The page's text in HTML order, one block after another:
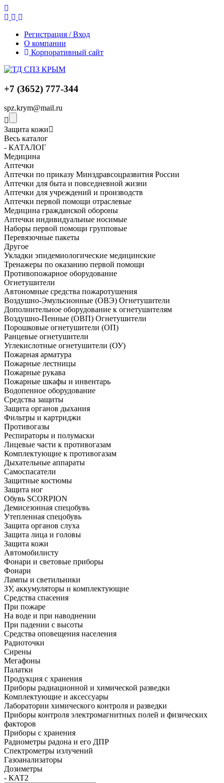
Регистрация / Вход
О компании
Корпоративный сайт
+7 (3652) 777-344
spz.krym@mail.ru
Защита кожи
Весь каталог
- КАТАЛОГ
Медицина
Аптечки
Аптечки по приказу Минздравсоцразвития России
Аптечки для быта и повседневной жизни
Аптечки для учреждений и производств
Аптечки первой помощи отраслевые
Медицина гражданской обороны
Аптечки индивидуальные носимые
Наборы первой помощи групповые
Перевязочные пакеты
Другое
Укладки эпидемиологические медицинские
Тренажеры по оказанию первой помощи
Противопожарное оборудование
Огнетушители
Автономные средства пожаротушения
Воздушно-Эмульсионные (ОВЭ) Огнетушители
Дополнительное оборудование к огнетушителям
Воздушно-Пенные (ОВП) Огнетушители
Порошковые огнетушители (ОП)
Ранцевые огнетушители
Углекислотные огнетушители (ОУ)
Пожарная арматура
Пожарные лестницы
Пожарные рукава
Пожарные шкафы и инвентарь
Водопенное оборудование
Средства защиты
Защита органов дыхания
Фильтры и картриджи
Противогазы
Респираторы и полумаски
Лицевые части к противогазам
Комплектующие к противогазам
Дыхательные аппараты
Самоспасатели
Защитные костюмы
Защита ног
Обувь SCORPION
Демисезонная спецобувь
Утепленная спецобувь
Защита органов слуха
Защита лица и головы
Защита кожи
Автомобилисту
Фонари и световые приборы
Фонари
Лампы и светильники
ЗУ, аккумуляторы и комплектующие
Средства спасения
При пожаре
На воде и при наводнении
При падении с высоты
Средства оповещения населения
Радиоточки
Сирены
Мегафоны
Палатки
Продукция с хранения
Приборы радиационной и химической разведки
Комплектующие и аксессуары
Лаборатории химического контроля и разведки
Приборы контроля электромагнитных полей и физических
факторов
Приборы с хранения
Радиометры радона и его ДПР
Спектрометры излучений
Газоанализаторы
Дозиметры
- КАТ2